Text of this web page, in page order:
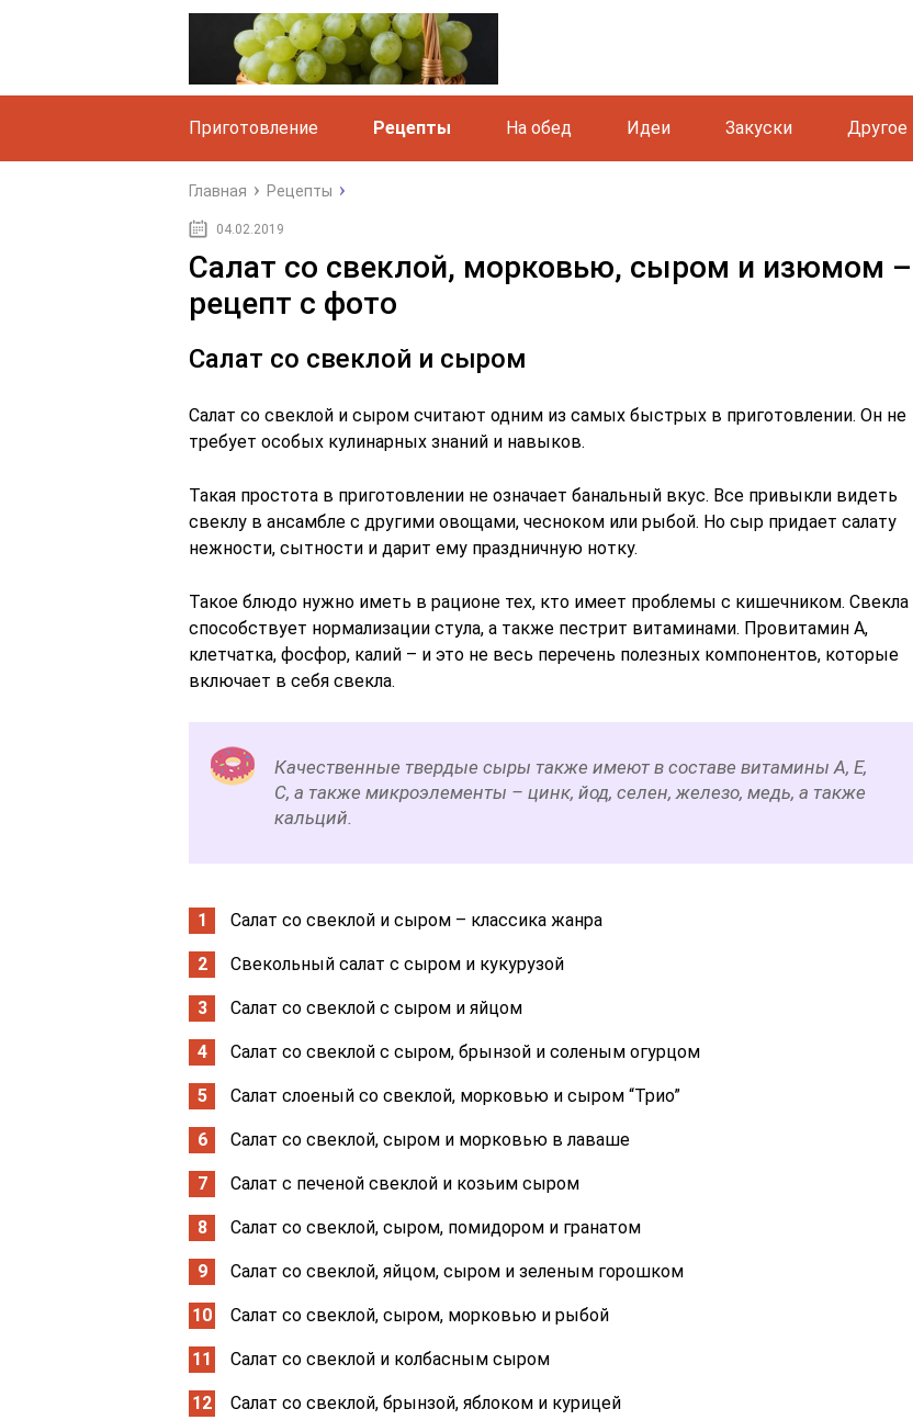
Приготовление Рецепты На обед Идеи Закуски Другое
Главная Рецепты
04.02.2019
Салат со свеклой, морковью, сыром и изюмом –
рецепт с фото
Салат со свеклой и сыром
Салат со свеклой и сыром считают одним из самых быстрых в приготовлении. Он не
требует особых кулинарных знаний и навыков.
Такая простота в приготовлении не означает банальный вкус. Все привыкли видеть
свеклу в ансамбле с другими овощами, чесноком или рыбой. Но сыр придает салату
нежности, сытности и дарит ему праздничную нотку.
Такое блюдо нужно иметь в рационе тех, кто имеет проблемы с кишечником. Свекла
способствует нормализации стула, а также пестрит витаминами. Провитамин А,
клетчатка, фосфор, калий – и это не весь перечень полезных компонентов, которые
включает в себя свекла.
Качественные твердые сыры также имеют в составе витамины А, Е,
С, а также микроэлементы – цинк, йод, селен, железо, медь, а также
кальций.
Салат со свеклой и сыром – классика жанра
Свекольный салат с сыром и кукурузой
Салат со свеклой с сыром и яйцом
Салат со свеклой с сыром, брынзой и соленым огурцом
Салат слоеный со свеклой, морковью и сыром “Трио”
Салат со свеклой, сыром и морковью в лаваше
Салат с печеной свеклой и козьим сыром
Салат со свеклой, сыром, помидором и гранатом
Салат со свеклой, яйцом, сыром и зеленым горошком
Салат со свеклой, сыром, морковью и рыбой
Салат со свеклой и колбасным сыром
Салат со свеклой, брынзой, яблоком и курицей